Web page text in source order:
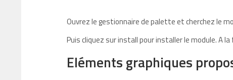
Ouvrez le gestionnaire de palette et cherchez le
Puis cliquez sur install pour installer le module. A
Eléments graphiques